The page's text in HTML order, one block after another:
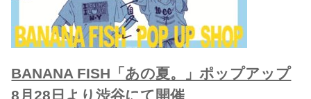
BANANA FISH「あの夏。」ポップアップ